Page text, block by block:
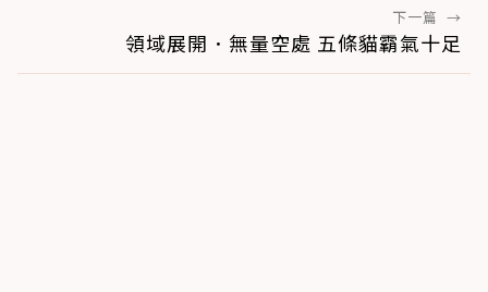
下一篇 →
領域展開．無量空處 五條貓霸氣十足